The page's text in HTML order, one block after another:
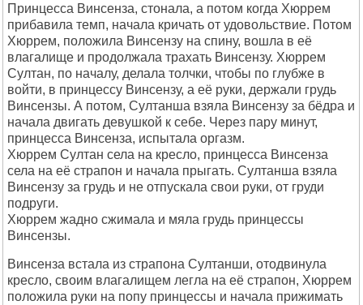
Принцесса Винсенза, стонала, а потом когда Хюррем
прибавила темп, начала кричать от удовольствие. Потом
Хюррем, положила Винсензу на спину, вошла в её
влагалище и продолжала трахать Винсензу. Хюррем
Султан, по началу, делала толчки, чтобы по глубже в
войти, в принцессу Винсензу, а её руки, держали грудь
Винсензы. А потом, Султанша взяла Винсензу за бёдра и
начала двигать девушкой к себе. Через пару минут,
принцесса Винсенза, испытала оргазм.
Хюррем Султан села на кресло, принцесса Винсенза
села на её страпон и начала прыгать. Султанша взяла
Винсензу за грудь и не отпускала свои руки, от груди
подруги.
Хюррем жадно сжимала и мяла грудь принцессы
Винсензы.
Винсенза встала из страпона Султанши, отодвинула
кресло, своим влагалищем легла на её страпон, Хюррем
положила руки на попу принцессы и начала прижимать